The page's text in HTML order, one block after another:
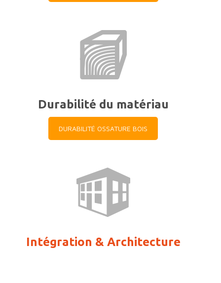
Durabilité du matériau
DURABILITÉ OSSATURE BOIS
Intégration & Architecture